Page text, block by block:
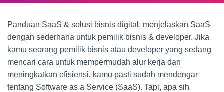
Panduan SaaS & solusi bisnis digital, menjelaskan SaaS
dengan sederhana untuk pemilik bisnis & developer. Jika
kamu seorang pemilik bisnis atau developer yang sedang
mencari cara untuk mempermudah alur kerja dan
meningkatkan efisiensi, kamu pasti sudah mendengar
tentang Software as a Service (SaaS). Tapi, apa sih